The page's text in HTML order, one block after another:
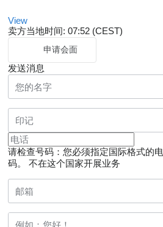
View
卖方当地时间: 07:52 (CEST)
申请会面
发送消息
请检查号码：您必须指定国际格式的
码。
不在这个国家开展业务